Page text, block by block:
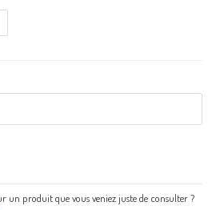
un produit que vous veniez juste de consulter ?